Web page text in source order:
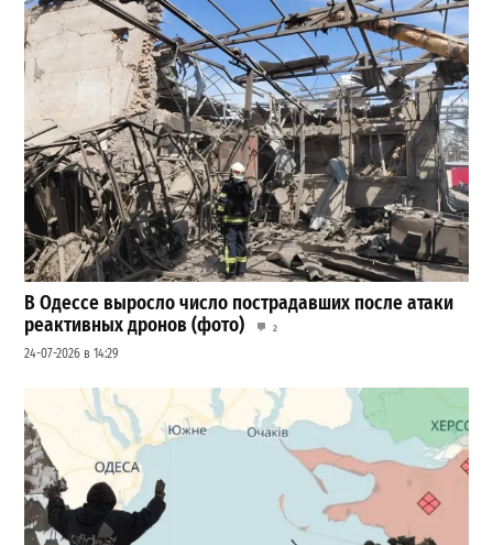
В Одессе выросло число пострадавших после атаки
реактивных дронов (фото)
2
24-07-2026 в 14:29